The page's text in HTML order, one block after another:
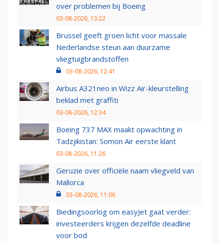
over problemen bij Boeing
03-08-2026, 13:22
Brussel geeft groen licht voor massale
Nederlandse steun aan duurzame
vliegtuigbrandstoffen
03-08-2026, 12:41
Airbus A321neo in Wizz Air-kleurstelling
beklad met graffiti
03-08-2026, 12:34
Boeing 737 MAX maakt opwachting in
Tadzjikistan: Somon Air eerste klant
03-08-2026, 11:26
Geruzie over officiële naam vliegveld van
Mallorca
03-08-2026, 11:06
Biedingsoorlog om easyJet gaat verder:
investeerders krijgen dezelfde deadline
voor bod